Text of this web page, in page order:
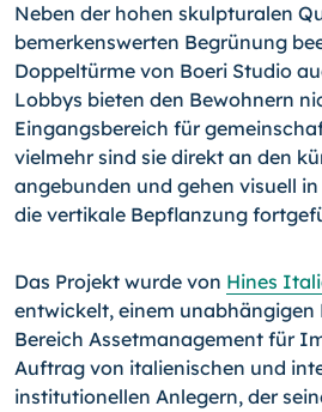
Neben der hohen skulpturalen
bemerkenswer­ten Begrünung
Doppeltürme von Boeri Studio
Lobbys bieten den Bewohnern
Eingangsbereich für
viel­mehr sind sie direkt an den
angebunden und ge­hen visuell
die vertikale Bepflanzung
Das Projekt wurde von Hines
entwickelt, ei­nem unabhängigen
Bereich Assetmanagement für
Auftrag von italienischen und
institutionellen Anlegern, der